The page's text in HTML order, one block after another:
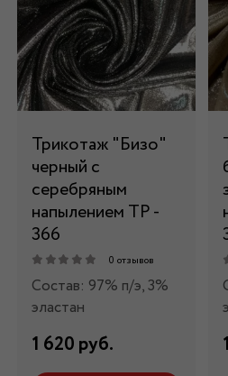
Трикотаж "Бизо"
черный с
серебряным
напылением ТР -
366
0 отзывов
Состав: 97% п/э, 3%
эластан
1 620 руб.